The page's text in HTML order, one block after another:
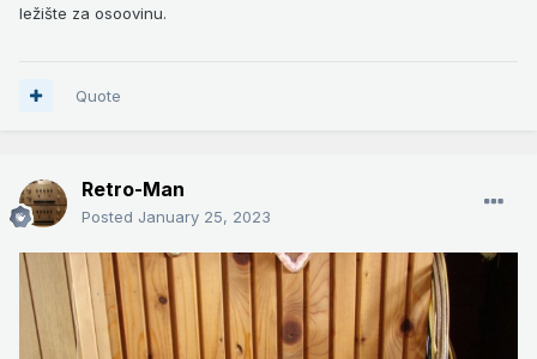
ležište za osoovinu.
Quote
Retro-Man
Posted January 25, 2023